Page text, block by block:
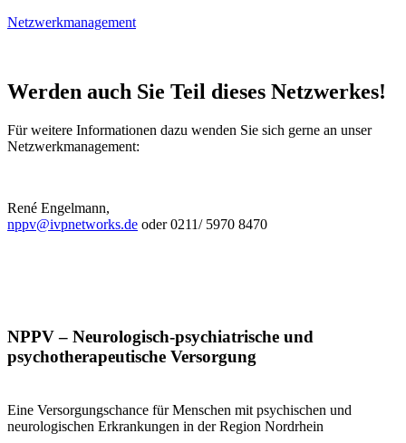
Netzwerkmanagement
Werden auch Sie Teil dieses Netzwerkes!
Für weitere Informationen dazu wenden Sie sich gerne an unser
Netzwerkmanagement:
René Engelmann,
nppv@ivpnetworks.de oder 0211/ 5970 8470
NPPV – Neurologisch-psychiatrische und
psychotherapeutische Versorgung
Eine Versorgungschance für Menschen mit psychischen und
neurologischen Erkrankungen in der Region Nordrhein